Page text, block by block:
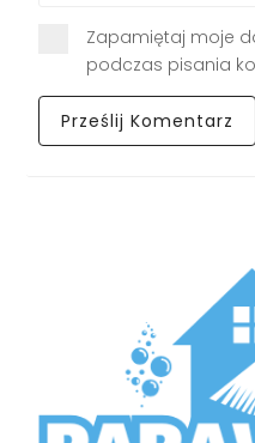
Zapamiętaj moje
podczas pisania